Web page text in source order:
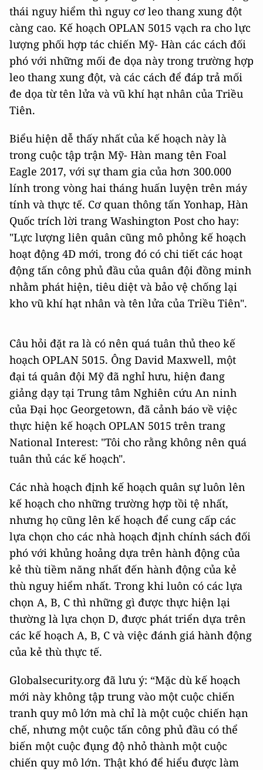
thái nguy hiểm thì nguy cơ leo thang xung đột
càng cao. Kế hoạch OPLAN 5015 vạch ra cho lực
lượng phối hợp tác chiến Mỹ- Hàn các cách đối
phó với những mối đe dọa này trong trường hợp
leo thang xung đột, và các cách để đáp trả mối
đe dọa từ tên lửa và vũ khí hạt nhân của Triều
Tiên.
Biểu hiện dễ thấy nhất của kế hoạch này là
trong cuộc tập trận Mỹ- Hàn mang tên Foal
Eagle 2017, với sự tham gia của hơn 300.000
lính trong vòng hai tháng huấn luyện trên máy
tính và thực tế. Cơ quan thông tấn Yonhap, Hàn
Quốc trích lời trang Washington Post cho hay:
"Lực lượng liên quân cũng mô phỏng kế hoạch
hoạt động 4D mới, trong đó có chi tiết các hoạt
động tấn công phủ đầu của quân đội đồng minh
nhằm phát hiện, tiêu diệt và bảo vệ chống lại
kho vũ khí hạt nhân và tên lửa của Triều Tiên".
Câu hỏi đặt ra là có nên quá tuân thủ theo kế
hoạch OPLAN 5015. Ông David Maxwell, một
đại tá quân đội Mỹ đã nghỉ hưu, hiện đang
giảng dạy tại Trung tâm Nghiên cứu An ninh
của Đại học Georgetown, đã cảnh báo về việc
thực hiện kế hoạch OPLAN 5015 trên trang
National Interest: "Tôi cho rằng không nên quá
tuân thủ các kế hoạch".
Các nhà hoạch định kế hoạch quân sự luôn lên
kế hoạch cho những trường hợp tồi tệ nhất,
nhưng họ cũng lên kế hoạch để cung cấp các
lựa chọn cho các nhà hoạch định chính sách đối
phó với khủng hoảng dựa trên hành động của
kẻ thù tiềm năng nhất đến hành động của kẻ
thù nguy hiểm nhất. Trong khi luôn có các lựa
chọn A, B, C thì những gì được thực hiện lại
thường là lựa chọn D, được phát triển dựa trên
các kế hoạch A, B, C và việc đánh giá hành động
của kẻ thù thực tế.
Globalsecurity.org đã lưu ý: “Mặc dù kế hoạch
mới này không tập trung vào một cuộc chiến
tranh quy mô lớn mà chỉ là một cuộc chiến hạn
chế, nhưng một cuộc tấn công phủ đầu có thể
biến một cuộc đụng độ nhỏ thành một cuộc
chiến quy mô lớn. Thật khó để hiểu được làm